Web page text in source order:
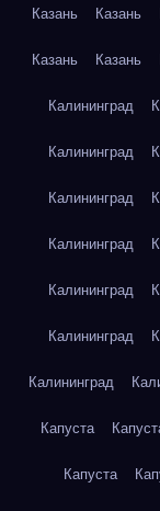
Казань Казань
Казань Казань
Калининград
Калининград
Калининград
Калининград
Калининград
Калининград
Калининград
Капуста
Капуста